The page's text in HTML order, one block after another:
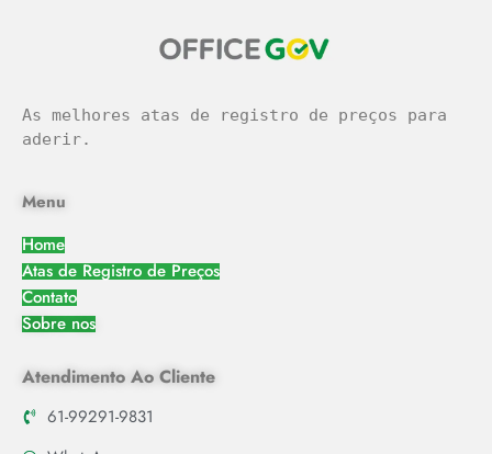
As melhores atas de registro de preços para
aderir.
Menu
Home
Atas de Registro de Preços
Contato
Sobre nos
Atendimento Ao Cliente
61-99291-9831